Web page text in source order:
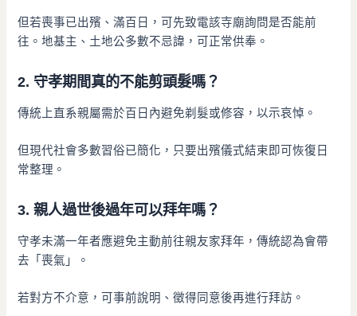
但若喪事已出殯、滿百日，可先致電該寺廟詢問是否能前
往。地基主、土地公多數不忌諱，可正常供奉。
2. 守孝期間真的不能剪頭髮嗎？
傳統上直系親屬需於百日內避免剃髮或修容，以示哀悼。
但現代社會多數習俗已簡化，只要出殯儀式結束即可恢復日
常整理。
3. 親人過世後過年可以拜年嗎？
守孝未滿一年者應避免主動前往親友家拜年，傳統認為會帶
去「喪氣」。
若對方不介意，可事前說明、徵得同意後再進行拜訪。